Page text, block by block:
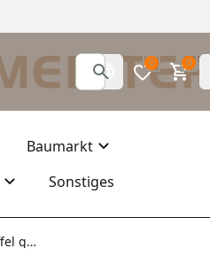
0 0
Baumarkt
Sonstiges
Härkila Akkan shirt Duffel green